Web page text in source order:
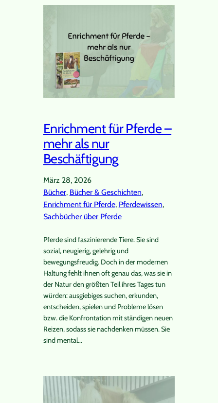
Enrichment für Pferde –
mehr als nur
Beschäftigung
März 28, 2026
Bücher, Bücher & Geschichten,
Enrichment für Pferde, Pferdewissen,
Sachbücher über Pferde
Pferde sind faszinierende Tiere. Sie sind
sozial, neugierig, gelehrig und
bewegungsfreudig. Doch in der modernen
Haltung fehlt ihnen oft genau das, was sie in
der Natur den größten Teil ihres Tages tun
würden: ausgiebiges suchen, erkunden,
entscheiden, spielen und Probleme lösen
bzw. die Konfrontation mit ständigen neuen
Reizen, sodass sie nachdenken müssen. Sie
sind mental…